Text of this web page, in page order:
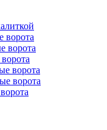
ворота
ворота
ворота
ворота